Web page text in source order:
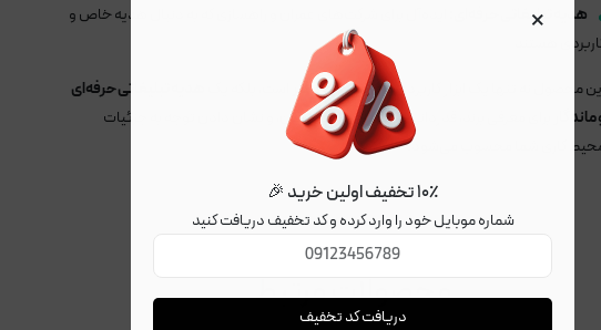
هدیه تبلیغاتی حرفه‌ای:
ایده‌آل برای شرکت‌های عمران و راهسازی که به دنبال هدیه خاص و
هستند
محصول نه تنها یک ابزار کاربردی برایمیز کار و دفتر
هدیه تبلیغاتی حرفه‌ای
برای معرفی برند، قدردانی از همکاران و مشتریان، و نشان دادن توجه به جزئیات
کاری شما محسوب می‌شود.
محصولات مرتبط
×
۱۰٪ تخفیف اولین خرید 🎉
شماره موبایل خود را وارد کرده و کد تخفیف دریافت کنید
دریافت کد تخفیف